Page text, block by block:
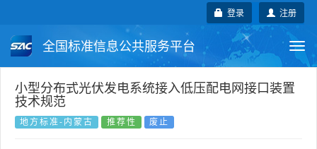
注册
登录
全国标准信息公共服务平台
国家标准 行业标准 地方标准
团体标准 企业标准
小型分布式光伏发电系统接入低压配电网接口装置
技术规范
地方标准-内蒙古 推荐性 废止